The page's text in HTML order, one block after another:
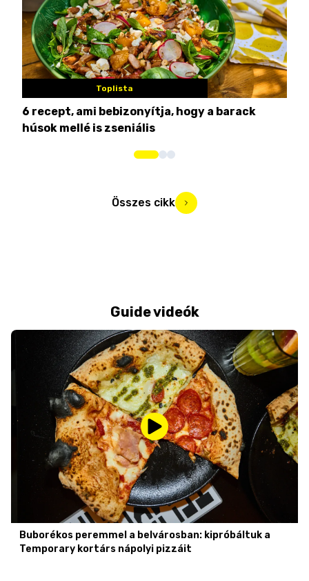
Toplista
6 recept, ami bebizonyítja, hogy a barack
húsok mellé is zseniális
Összes cikk
Guide videók
Buborékos peremmel a belvárosban: kipróbáltuk a
Temporary kortárs nápolyi pizzáit